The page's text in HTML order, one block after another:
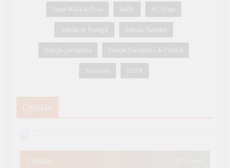
Santa Maria da Feira Saúde SC Braga
Seleção de Portugal Seleção Nacional
Seleção portuguesa Seleção Portuguesa de Futebol
Sociedade UEFA
Opinião
Opinião